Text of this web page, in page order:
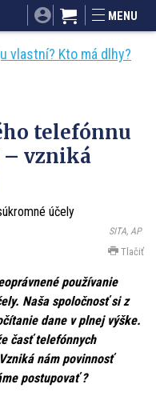
Mnamky-recepty.sk
MENU
vlastní? Kto má dlhy?
telefónnu
– vzniká
SITA, AP
Tlačiť
používanie
Naša spoločnosť si z
dane v plnej výške.
časť telefónnych
nám povinnosť
postupovať ?